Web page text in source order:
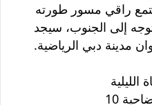
راقي مسور طورته
إلى الجنوب، سيجد
مدينة دبي الرياضية.
الليلية
10